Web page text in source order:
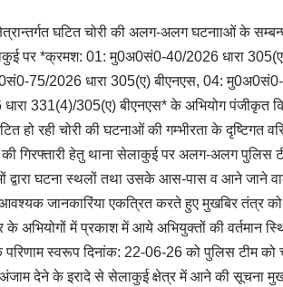
घटित चोरी की अलग-अलग घटनााओं के
पर *क्रमश: 01: मु0अ0सं0-40/2026 धारा
75/2026 धारा 305(ए) बीएनएस, 04:
331(4)/305(ए) बीएनएस* के अभियोग पंजीकृत
हो रही चोरी की घटनाओं की गम्भीरता के दृष्टिगत
गिरफ्तारी हेतु थाना सेलाकुई पर अलग-अलग पुलिस
द्वारा घटना स्थलों तथा उसके आस-पास व आने जाने
जानकारिंया एकत्रित करते हुए मुखबिर तंत्र
के अभियोगों में प्रकाश में आये अभियुक्तों की वर्तमान
परिणाम स्वरूप दिनांक: 22-06-26 को पुलिस टीम
देने के इरादे से सेलाकुई क्षेत्र में आने की सूचना